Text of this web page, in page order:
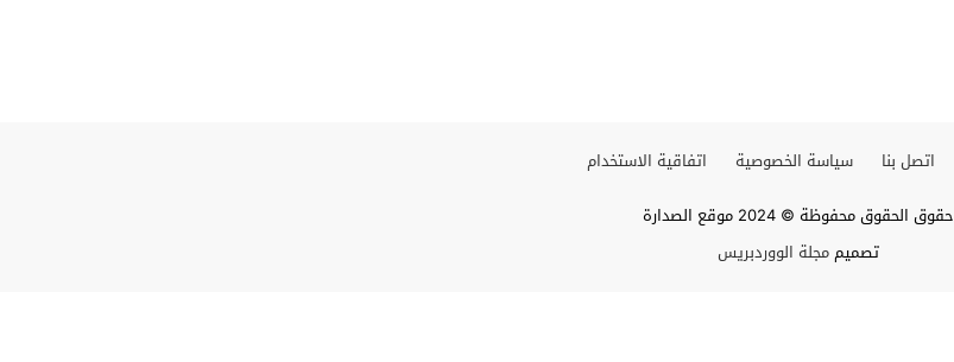
اتصل بنا سياسة الخصوصية
اتفاقية الاستخدام
حقوق الحقوق محفوظة © 2024 موقع الصدارة
تصميممجلة الووردبريس